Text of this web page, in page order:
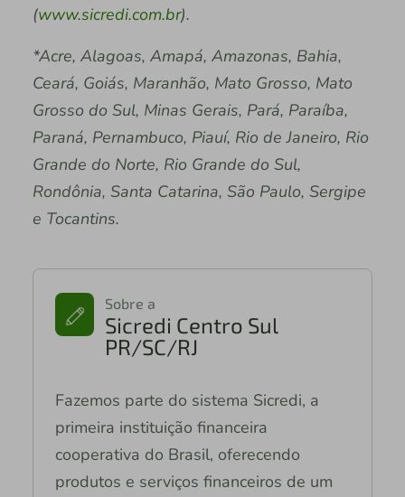
(www.sicredi.com.br).
*Acre, Alagoas, Amapá, Amazonas, Bahia,
Ceará, Goiás, Maranhão, Mato Grosso, Mato
Grosso do Sul, Minas Gerais, Pará, Paraíba,
Paraná, Pernambuco, Piauí, Rio de Janeiro, Rio
Grande do Norte, Rio Grande do Sul,
Rondônia, Santa Catarina, São Paulo, Sergipe
e Tocantins.
Sobre a
Sicredi Centro Sul
PR/SC/RJ
Fazemos parte do sistema Sicredi, a
primeira instituição financeira
cooperativa do Brasil, oferecendo
produtos e serviços financeiros de um